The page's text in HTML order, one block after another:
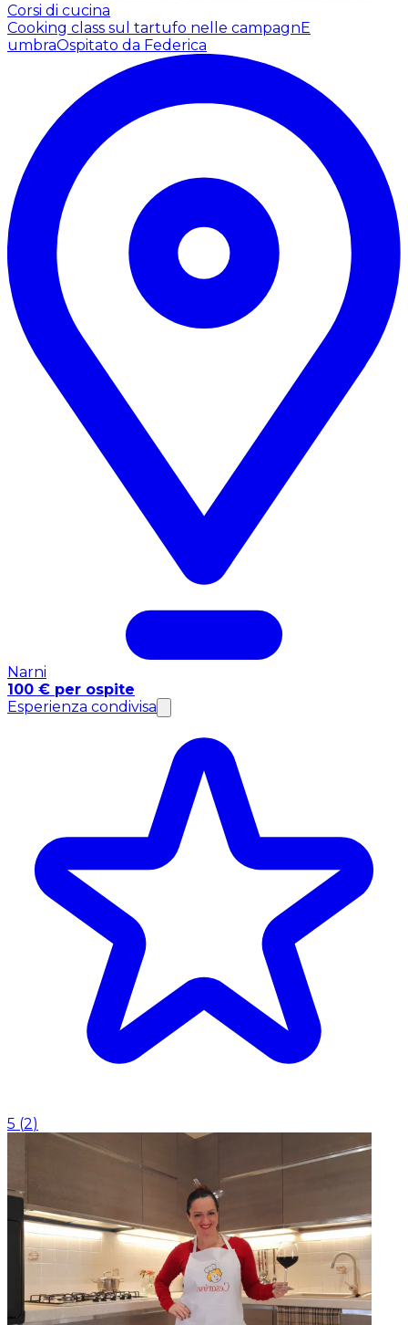
Corsi di cucina
Cooking class sul tartufo nelle campagnE
umbraOspitato da Federica
Narni
100 € per ospite
Esperienza condivisa
5 (2)